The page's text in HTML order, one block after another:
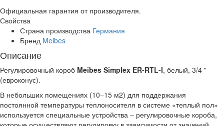
Официальная гарантия от производителя.
Свойства
Страна производства Германия
Бренд Meibes
Описание
Регулировочный короб Meibes Simplex ER-RTL-I, белый, 3/4 "
(евроконус).
В небольших помещениях (10–15 м2) для поддержания
постоянной температуры теплоносителя в системе «теплый пол»
используется специальные устройства – регулировочные короба,